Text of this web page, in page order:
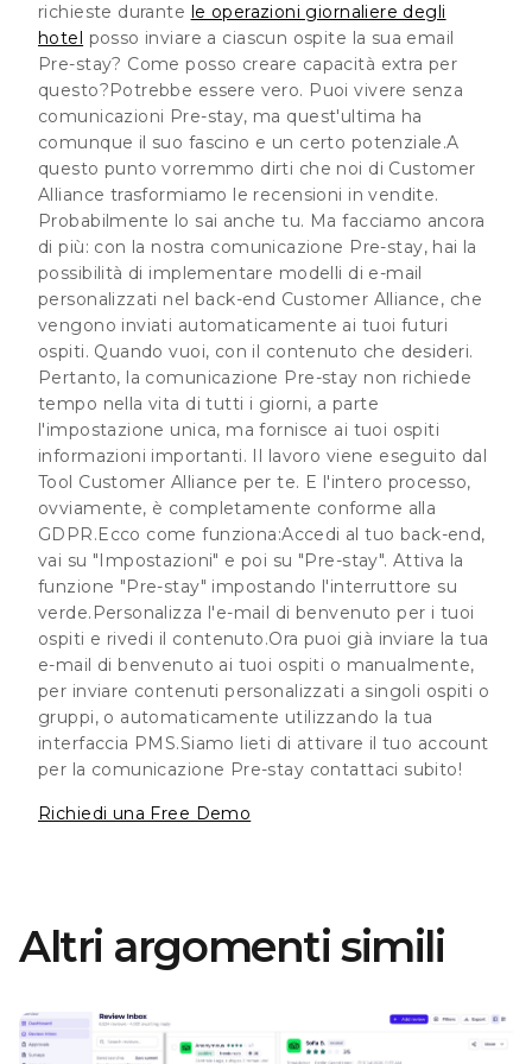
richieste durante le operazioni giornaliere degli
hotel posso inviare a ciascun ospite la sua email
Pre-stay? Come posso creare capacità extra per
questo?Potrebbe essere vero. Puoi vivere senza
comunicazioni Pre-stay, ma quest'ultima ha
comunque il suo fascino e un certo potenziale.A
questo punto vorremmo dirti che noi di Customer
Alliance trasformiamo le recensioni in vendite.
Probabilmente lo sai anche tu. Ma facciamo ancora
di più: con la nostra comunicazione Pre-stay, hai la
possibilità di implementare modelli di e-mail
personalizzati nel back-end Customer Alliance, che
vengono inviati automaticamente ai tuoi futuri
ospiti. Quando vuoi, con il contenuto che desideri.
Pertanto, la comunicazione Pre-stay non richiede
tempo nella vita di tutti i giorni, a parte
l'impostazione unica, ma fornisce ai tuoi ospiti
informazioni importanti. Il lavoro viene eseguito dal
Tool Customer Alliance per te. E l'intero processo,
ovviamente, è completamente conforme alla
GDPR.Ecco come funziona:Accedi al tuo back-end,
vai su "Impostazioni" e poi su "Pre-stay". Attiva la
funzione "Pre-stay" impostando l'interruttore su
verde.Personalizza l'e-mail di benvenuto per i tuoi
ospiti e rivedi il contenuto.Ora puoi già inviare la tua
e-mail di benvenuto ai tuoi ospiti o manualmente,
per inviare contenuti personalizzati a singoli ospiti o
gruppi, o automaticamente utilizzando la tua
interfaccia PMS.Siamo lieti di attivare il tuo account
per la comunicazione Pre-stay contattaci subito!
Richiedi una Free Demo
Altri argomenti simili